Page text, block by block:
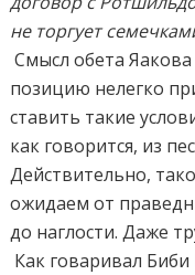
не торгует
Смысл обета
позицию нелегко
ставить такие
как говорится, из
Действительно,
ожидаем от
до наглости. Даже
Как говаривал Биби